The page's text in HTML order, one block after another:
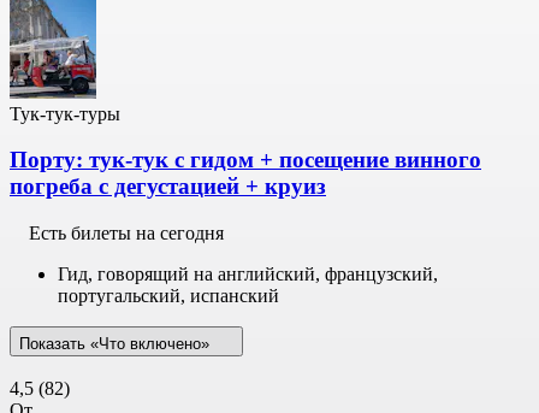
Тук-тук-туры
Порту: тук-тук с гидом + посещение винного
погреба с дегустацией + круиз
Есть билеты на сегодня
Гид, говорящий на английский, французский,
португальский, испанский
Показать «Что включено»
4,5 (82)